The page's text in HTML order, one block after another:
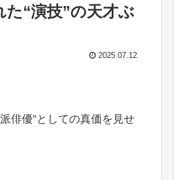
“演技”の天才ぶ
2025.07.12
俳優”としての真価を見せ